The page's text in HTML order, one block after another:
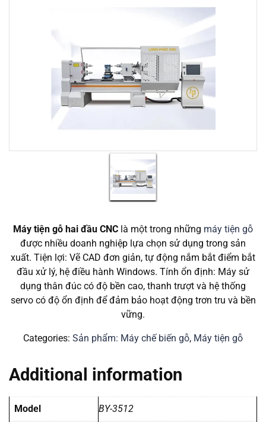
Máy tiện gỗ hai đầu CNC là một trong những máy tiện gỗ
được nhiều doanh nghiệp lựa chọn sử dụng trong sản
xuất. Tiện lợi: Vẽ CAD đơn giản, tự động nắm bắt điểm bắt
đầu xử lý, hệ điều hành Windows. Tính ổn định: Máy sử
dụng thân đúc có độ bền cao, thanh trượt và hệ thống
servo có độ ổn định để đảm bảo hoạt động trơn tru và bền
vững.
Categories: Sản phẩm: Máy chế biến gỗ, Máy tiện gỗ
Additional information
Model BY-3512